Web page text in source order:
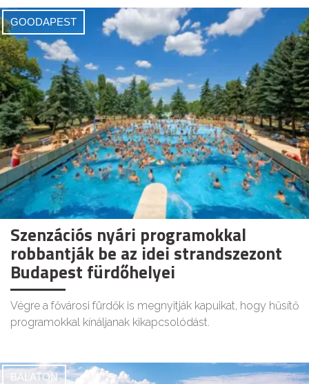
GOODAPEST
Szenzációs nyári programokkal
robbantják be az idei strandszezont
Budapest fürdőhelyei
Végre a fővárosi fürdők is megnyitják kapuikat, hogy hűsítő
programokkal kínáljanak kikapcsolódást.
BALATON